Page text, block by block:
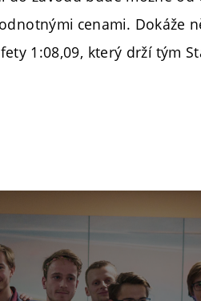
cenami. Dokáže
1:08,09, který drží tým